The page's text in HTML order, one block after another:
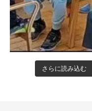
さらに読み込む